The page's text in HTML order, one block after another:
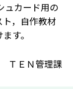
ュカード用の
，自作教材
す。
ＴＥＮ管理課